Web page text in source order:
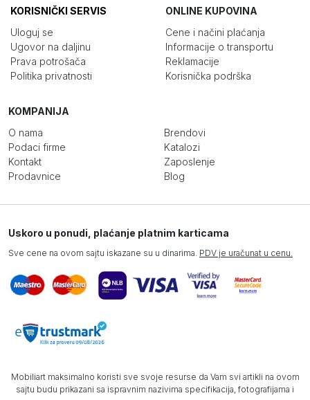
KORISNIČKI SERVIS
Uloguj se
Ugovor na daljinu
Prava potrošača
Politika privatnosti
ONLINE KUPOVINA
Cene i načini plaćanja
Informacije o transportu
Reklamacije
Korisnička podrška
KOMPANIJA
O nama
Podaci firme
Kontakt
Prodavnice
Brendovi
Katalozi
Zaposlenje
Blog
Uskoro u ponudi, plaćanje platnim karticama
Sve cene na ovom sajtu iskazane su u dinarima. PDV je uračunat u cenu.
Mobiliart maksimalno koristi sve svoje resurse da Vam svi artikli na ovom
sajtu budu prikazani sa ispravnim nazivima specifikacija, fotografijama i